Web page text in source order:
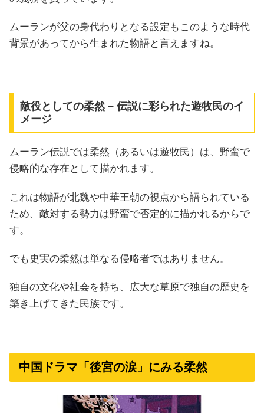
ムーランが父の身代わりとなる設定もこのような時代
背景があってから生まれた物語と言えますね。
敵役としての柔然 – 伝説に彩られた遊牧民のイ
メージ
ムーラン伝説では柔然（あるいは遊牧民）は、野蛮で
侵略的な存在として描かれます。
これは物語が北魏や中華王朝の視点から語られている
ため、敵対する勢力は野蛮で否定的に描かれるからで
す。
でも史実の柔然は単なる侵略者ではありません。
独自の文化や社会を持ち、広大な草原で独自の歴史を
築き上げてきた民族です。
中国ドラマ「後宮の涙」にみる柔然